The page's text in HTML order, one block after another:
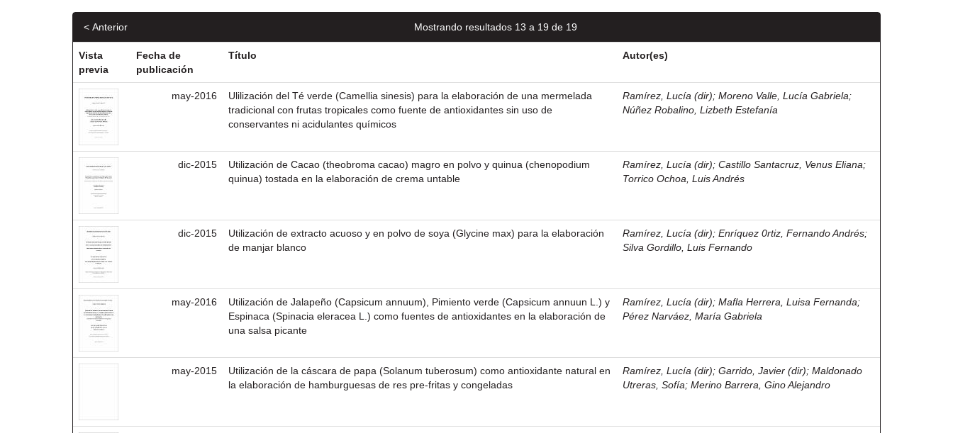
Mostrando resultados 13 a 19 de 19
< Anterior
Vista
previa
Fecha de
publicación
Título Autor(es)
may-2016
Ulilización del Té verde (Camellia sinesis) para la elaboración de una mermelada
tradicional con frutas tropicales como fuente de antioxidantes sin uso de
conservantes ni acidulantes químicos
Ramírez, Lucía (dir); Moreno Valle, Lucía Gabriela;
Núñez Robalino, Lizbeth Estefanía
dic-2015
Utilización de Cacao (theobroma cacao) magro en polvo y quinua (chenopodium
quinua) tostada en la elaboración de crema untable
Ramírez, Lucía (dir); Castillo Santacruz, Venus Eliana;
Torrico Ochoa, Luis Andrés
dic-2015
Utilización de extracto acuoso y en polvo de soya (Glycine max) para la elaboración
de manjar blanco
Ramírez, Lucía (dir); Enríquez 0rtiz, Fernando Andrés;
Silva Gordillo, Luis Fernando
may-2016
Utilización de Jalapeño (Capsicum annuum), Pimiento verde (Capsicum annuun L.) y
Espinaca (Spinacia eleracea L.) como fuentes de antioxidantes en la elaboración de
una salsa picante
Ramírez, Lucía (dir); Mafla Herrera, Luisa Fernanda;
Pérez Narváez, María Gabriela
may-2015
Utilización de la cáscara de papa (Solanum tuberosum) como antioxidante natural en
la elaboración de hamburguesas de res pre-fritas y congeladas
Ramírez, Lucía (dir); Garrido, Javier (dir); Maldonado
Utreras, Sofía; Merino Barrera, Gino Alejandro